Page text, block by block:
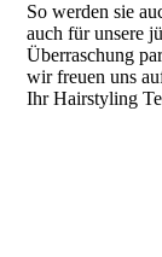
So werden sie
auch für unsere
Überraschung
wir freuen uns
Ihr Hairstyling